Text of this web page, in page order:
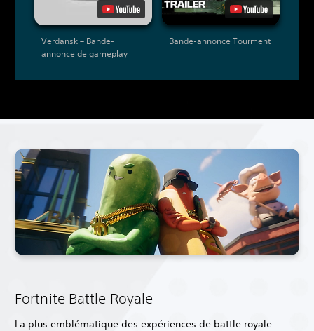
Verdansk – Bande-
annonce de gameplay
Bande-annonce Tourment
Fortnite Battle Royale
La plus emblématique des expériences de battle royale